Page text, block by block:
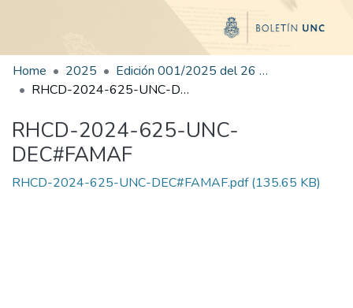
Home 2025
Edición 001/2025 del 26 de mayo de 2025
RHCD-2024-625-UNC-DEC#FAMAF
RHCD-2024-625-UNC-
DEC#FAMAF
RHCD-2024-625-UNC-DEC#FAMAF.pdf(135.65 KB)